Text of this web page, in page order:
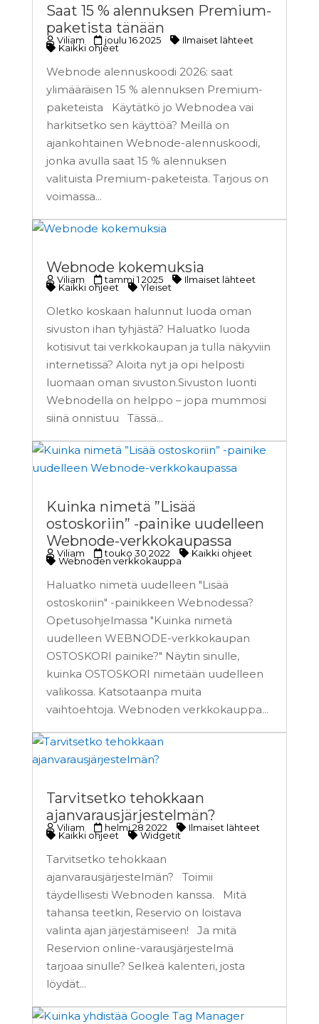
Saat 15 % alennuksen Premium-
paketista tänään
Viliam joulu 16 2025 Ilmaiset lähteet
Kaikki ohjeet
Webnode alennuskoodi 2026: saat
ylimääräisen 15 % alennuksen Premium-
paketeista Käytätkö jo Webnodea vai
harkitsetko sen käyttöä? Meillä on
ajankohtainen Webnode-alennuskoodi,
jonka avulla saat 15 % alennuksen
valituista Premium-paketeista. Tarjous on
voimassa...
Webnode kokemuksia
Viliam tammi 1 2025 Ilmaiset lähteet
Kaikki ohjeet Yleiset
Oletko koskaan halunnut luoda oman
sivuston ihan tyhjästä? Haluatko luoda
kotisivut tai verkkokaupan ja tulla näkyviin
internetissä? Aloita nyt ja opi helposti
luomaan oman sivuston.Sivuston luonti
Webnodella on helppo – jopa mummosi
siinä onnistuu Tässä...
Kuinka nimetä ”Lisää
ostoskoriin” -painike uudelleen
Webnode-verkkokaupassa
Viliam touko 30 2022 Kaikki ohjeet
Webnoden verkkokauppa
Haluatko nimetä uudelleen "Lisää
ostoskoriin" -painikkeen Webnodessa?
Opetusohjelmassa "Kuinka nimetä
uudelleen WEBNODE-verkkokaupan
OSTOSKORI painike?" Näytin sinulle,
kuinka OSTOSKORI nimetään uudelleen
valikossa. Katsotaanpa muita
vaihtoehtoja. Webnoden verkkokauppa...
Tarvitsetko tehokkaan
ajanvarausjärjestelmän?
Viliam helmi 28 2022 Ilmaiset lähteet
Kaikki ohjeet Widgetit
Tarvitsetko tehokkaan
ajanvarausjärjestelmän? Toimii
täydellisesti Webnoden kanssa. Mitä
tahansa teetkin, Reservio on loistava
valinta ajan järjestämiseen! Ja mitä
Reservion online-varausjärjestelmä
tarjoaa sinulle? Selkeä kalenteri, josta
löydät...